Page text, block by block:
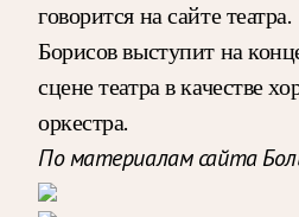
говорится на сайте театра.
Борисов выступит на
сцене театра в качестве
оркестра.
По материалам сайта